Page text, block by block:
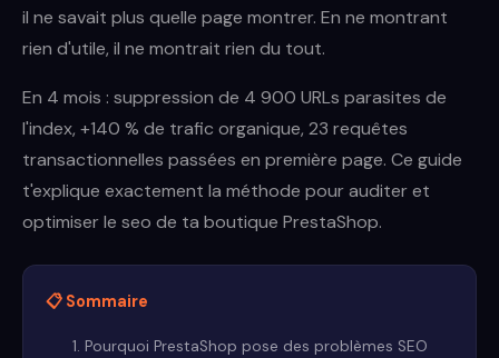
il ne savait plus quelle page montrer. En ne montrant
rien d'utile, il ne montrait rien du tout.
En 4 mois : suppression de 4 900 URLs parasites de
l'index, +140 % de trafic organique, 23 requêtes
transactionnelles passées en première page. Ce guide
t'explique exactement la méthode pour auditer et
optimiser le seo de ta boutique PrestaShop.
📋 Sommaire
1. Pourquoi PrestaShop pose des problèmes SEO